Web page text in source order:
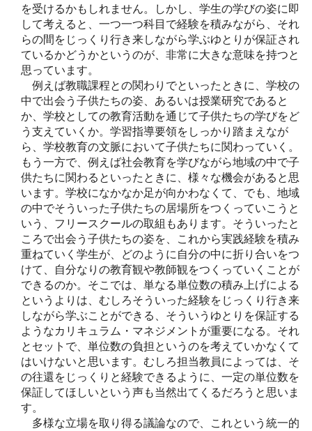
を受けるかもしれません。しかし、学生の学びの姿に即
して考えると、一つ一つ科目で経験を積みながら、それ
らの間をじっくり行き来しながら学ぶゆとりが保証され
ているかどうかというのが、非常に大きな意味を持つと
思っています。
例えば教職課程との関わりでといったときに、学校の
中で出会う子供たちの姿、あるいは授業研究であると
か、学校としての教育活動を通じて子供たちの学びをど
う支えていくか。学習指導要領をしっかり踏まえなが
ら、学校教育の文脈において子供たちに関わっていく。
もう一方で、例えば社会教育を学びながら地域の中で子
供たちに関わるといったときに、様々な機会があると思
います。学校になかなか足が向かわなくて、でも、地域
の中でそういった子供たちの居場所をつくっていこうと
いう、フリースクールの取組もあります。そういったと
ころで出会う子供たちの姿を、これから実践経験を積み
重ねていく学生が、どのように自分の中に折り合いをつ
けて、自分なりの教育観や教師観をつくっていくことが
できるのか。そこでは、単なる単位数の積み上げによる
というよりは、むしろそういった経験をじっくり行き来
しながら学ぶことができる、そういうゆとりを保証する
ようなカリキュラム・マネジメントが重要になる。それ
とセットで、単位数の負担というのを考えていかなくて
はいけないと思います。むしろ担当教員によっては、そ
の往還をじっくりと経験できるように、一定の単位数を
保証してほしいという声も当然出てくるだろうと思いま
す。
多様な立場を取り得る議論なので、これという統一的